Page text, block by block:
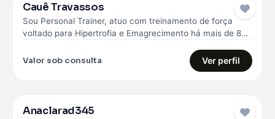
EMBAIXADOR
Cauê Travassos
Sou Personal Trainer, atuo com treinamento de força
voltado para Hipertrofia e Emagrecimento há mais de 8
Valor sob consulta Ver perfil
Anaclarad345